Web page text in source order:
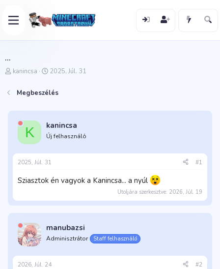
...
T
m
kanincsa
K
z
d
á
t
u
2025, Júl. 31
Megbeszélés
K kanincsa
Új felhasználó
2025, Júl. 31 #1
Sziasztok én vagyok a Kanincsa... a nyúl
Utoljára szerkesztve: 2026, Júl. 19
manubazsi
Adminisztrátor Staff felhasználó
2026, Júl. 24 #2